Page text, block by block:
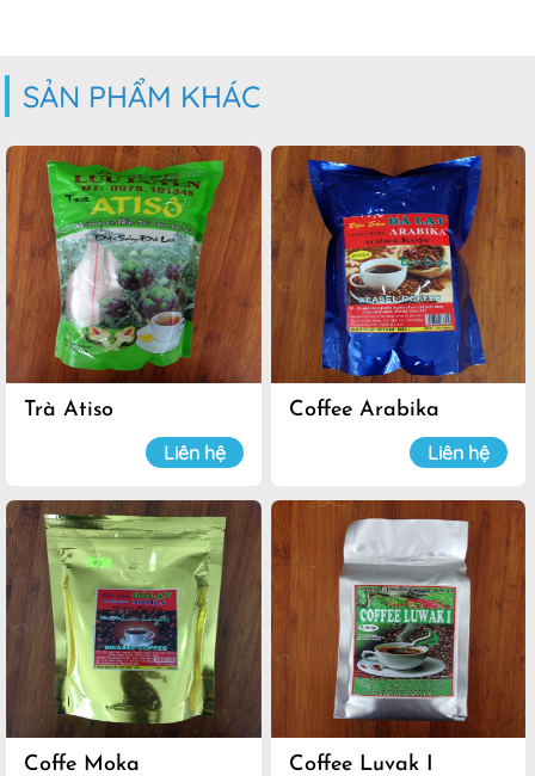
SẢN PHẨM KHÁC
Trà Atiso
Liên hệ
Coffee Arabika
Liên hệ
Coffe Moka Coffee Luvak I